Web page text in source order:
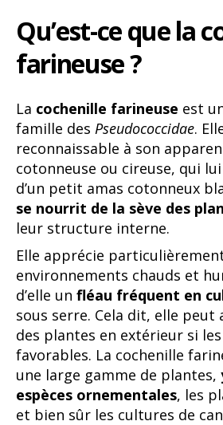
Qu’est-ce que la
farineuse ?
La cochenille farineuse est
famille des Pseudococcidae.
reconnaissable à son
cotonneuse ou cireuse, qui lui
d’un petit amas cotonneux
se nourrit de la sève des
leur structure interne.
Elle apprécie
environnements chauds et
d’elle un fléau fréquent en
sous serre. Cela dit, elle peut
des plantes en extérieur si
favorables. La cochenille
une large gamme de plantes,
espèces ornementales, les
et bien sûr les cultures de